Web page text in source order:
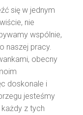
się w jednym
nie
wspólnie,
naszej pracy.
obecny
doskonale i
jesteśmy
z tych